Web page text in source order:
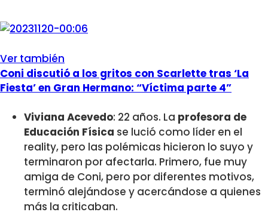
Ver también
Coni discutió a los gritos con Scarlette tras ‘La
Fiesta’ en Gran Hermano: “Víctima parte 4”
Viviana Acevedo: 22 años. La profesora de
Educación Física se lució como líder en el
reality, pero las polémicas hicieron lo suyo y
terminaron por afectarla. Primero, fue muy
amiga de Coni, pero por diferentes motivos,
terminó alejándose y acercándose a quienes
más la criticaban.